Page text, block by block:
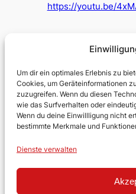
Um dir ein optimales Erlebnis zu
Cookies, um Geräteinformationen
zuzugreifen. Wenn du diesen
wie das Surfverhalten oder
Wenn du deine Einwillligung nicht
bestimmte Merkmale und
Dienste verwalten
https://youtu.be/
Testumgebung
Evangelische
Lobberich/Hinsbeck
Über uns
Kontakt